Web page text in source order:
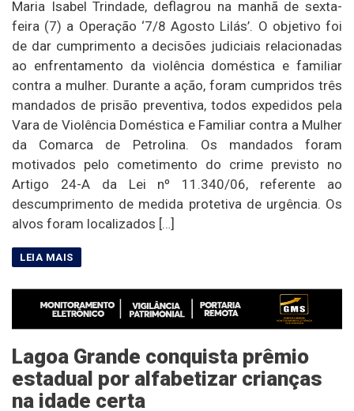
Maria Isabel Trindade, deflagrou na manhã de sexta-
feira (7) a Operação ‘7/8 Agosto Lilás’. O objetivo foi
de dar cumprimento a decisões judiciais relacionadas
ao enfrentamento da violência doméstica e familiar
contra a mulher. Durante a ação, foram cumpridos três
mandados de prisão preventiva, todos expedidos pela
Vara de Violência Doméstica e Familiar contra a Mulher
da Comarca de Petrolina. Os mandados foram
motivados pelo cometimento do crime previsto no
Artigo 24-A da Lei nº 11.340/06, referente ao
descumprimento de medida protetiva de urgência. Os
alvos foram localizados […]
Lagoa Grande conquista prêmio
estadual por alfabetizar crianças
na idade certa